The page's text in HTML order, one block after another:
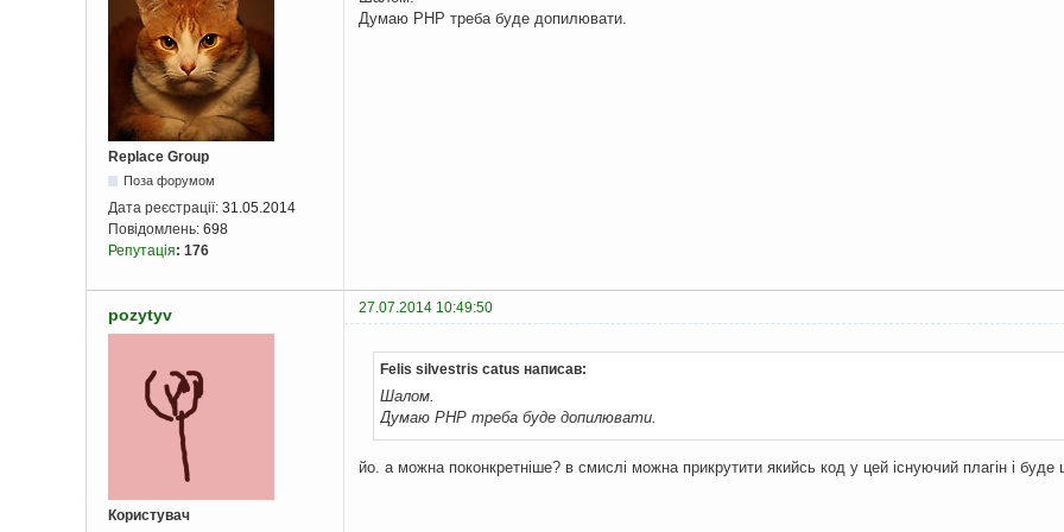
Replace Group
Поза форумом
Дата реєстрації: 31.05.2014
Повідомлень: 698
Репутація: 176
Думаю PHP треба буде допилювати.
pozytyv 27.07.2014 10:49:50
Користувач
Felis silvestris catus написав:
Шалом.
Думаю PHP треба буде допилювати.
йо. а можна поконкретніше? в смислі можна прикрутити якийсь код у цей існуючий плагін і буде